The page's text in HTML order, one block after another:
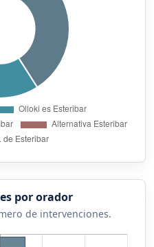
por orador
de intervenciones.